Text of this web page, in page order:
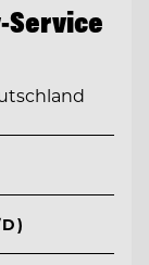
Service